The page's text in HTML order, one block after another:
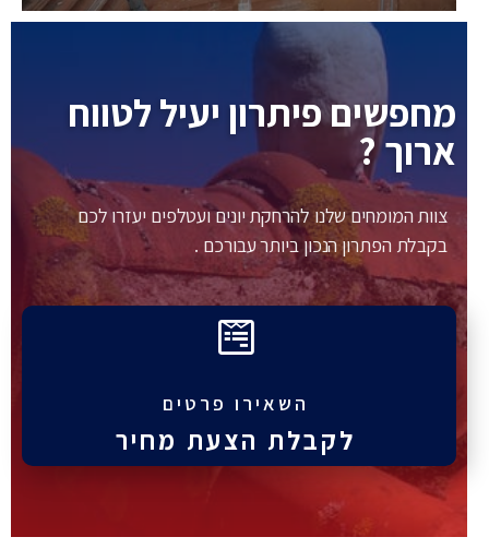
מחפשים פיתרון יעיל לטווח
ארוך ?
צוות המומחים שלנו להרחקת יונים ועטלפים יעזרו לכם
בקבלת הפתרון הנכון ביותר עבורכם .
השאירו פרטים
לקבלת הצעת מחיר